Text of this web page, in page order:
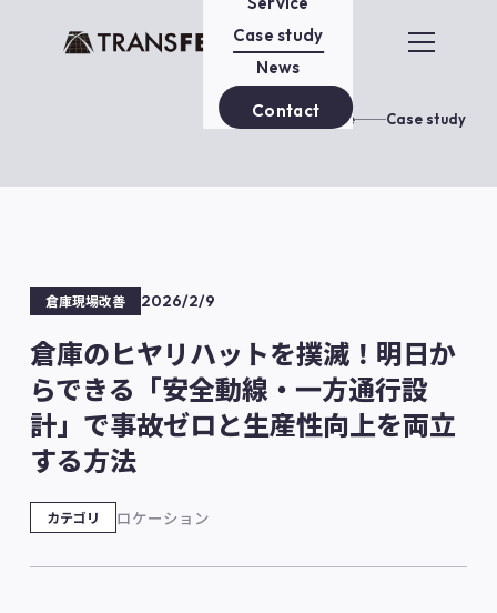
Case study
News
ContactHome Case study
倉庫現場改善 2026/2/9
倉庫のヒヤリハットを撲滅！明日か
らできる「安全動線・一方通行設
計」で事故ゼロと生産性向上を両立
する方法
カテゴリ ロケーション